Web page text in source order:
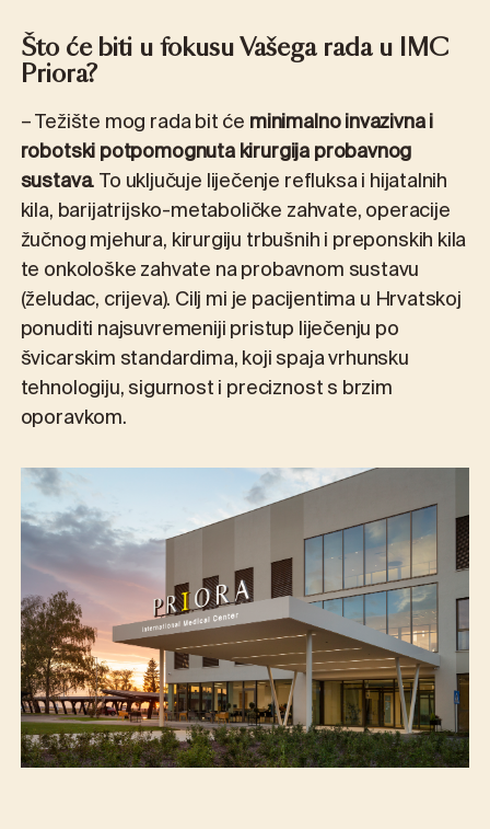
Što će biti u fokusu Vašega rada u IMC
Priora?
– Težište mog rada bit ćeminimalno invazivna i
robotski potpomognuta kirurgija probavnog
sustava. To uključuje liječenje refluksa i hijatalnih
kila, barijatrijsko-metaboličke zahvate, operacije
žučnog mjehura, kirurgiju trbušnih i preponskih kila
te onkološke zahvate na probavnom sustavu
(želudac, crijeva). Cilj mi je pacijentima u Hrvatskoj
ponuditi najsuvremeniji pristup liječenju po
švicarskim standardima, koji spaja vrhunsku
tehnologiju, sigurnost i preciznost s brzim
oporavkom.